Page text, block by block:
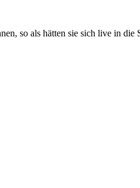
so als hätten sie sich live in die